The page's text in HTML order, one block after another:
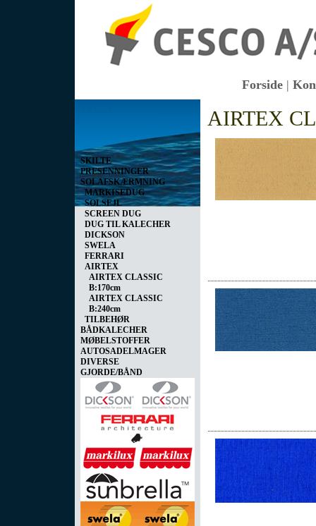
Forside |
SKILTE
PRESENNINGER
SOLAFSKÆRMNING
MARKISEDUG
SOLSEJL
SCREEN DUG
DUG TIL KALECHER
DICKSON
SWELA
FERRARI
AIRTEX
AIRTEX CLASSIC
B:170cm
AIRTEX CLASSIC
B:240cm
TILBEHØR
BÅDKALECHER
MØBELSTOFFER
AUTOSADELMAGER
DIVERSE
GJORDE/BÅND
AIRTEX